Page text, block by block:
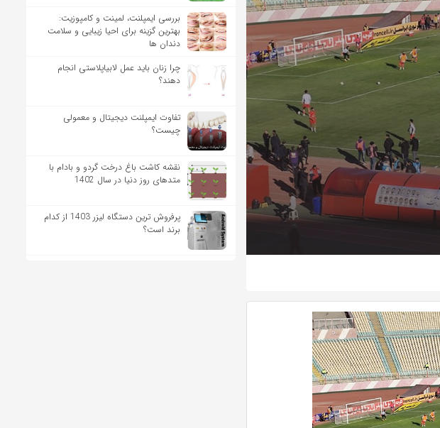
بررسی ایمپلنت، لمینت و کامپوزیت:
بهترین گزینه برای احیا زیبایی و سلامت
دندان ها
چرا زنان باید عمل لابیاپلاستی انجام
دهند؟
تفاوت ایمپلنت دیجیتال و معمولی
چیست؟
نقشه کاشت باغ درخت گردو و بادام با
متدهای روز دنیا در سال 1402
پرفروش ترین دستگاه لیزر 1403 از کدام
برند است؟